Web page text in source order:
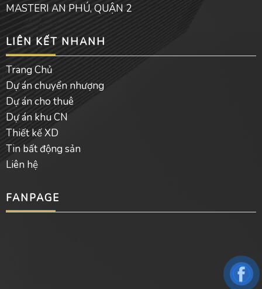
MASTERI AN PHÚ, QUẬN 2
LIÊN KẾT NHANH
Trang Chủ
Dự án chuyển nhượng
Dự án cho thuê
Dự án khu CN
Thiết kế XD
Tin bất động sản
Liên hệ
FANPAGE